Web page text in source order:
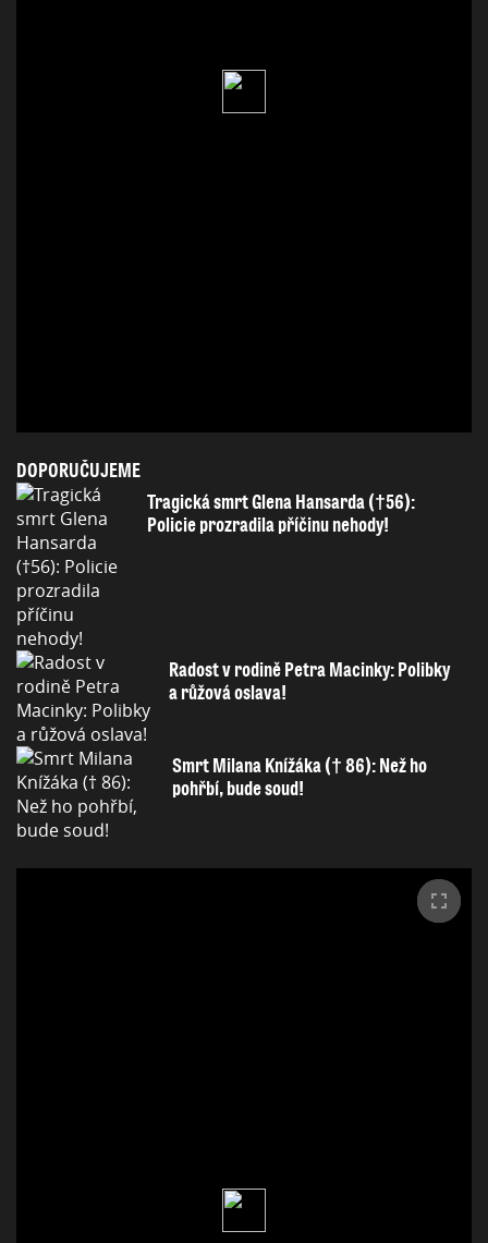
DOPORUČUJEME
Tragická smrt Glena Hansarda (†56):
Policie prozradila příčinu nehody!
Radost v rodině Petra Macinky: Polibky
a růžová oslava!
Smrt Milana Knížáka († 86): Než ho
pohřbí, bude soud!